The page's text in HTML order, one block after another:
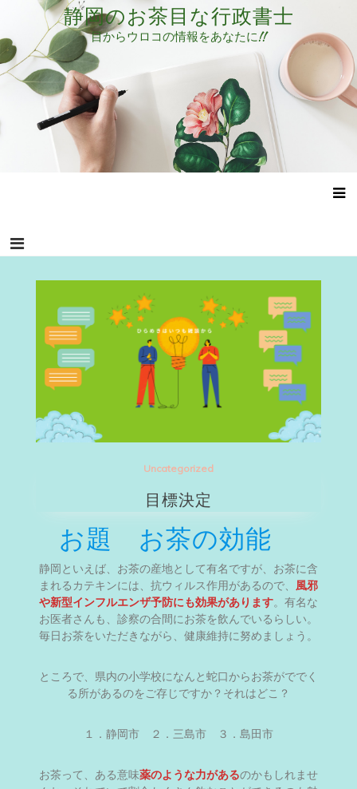
テ
ン
ツ
キ
静岡のお茶目な行政書士
目からウロコの情報をあなたに!!
Uncategorized
目標決定
お題 お茶の効能
静岡といえば、お茶の産地として有名ですが、お茶に含
まれるカテキンには、抗ウィルス作用があるので、 風邪
や新型インフルエンザ予防にも効果があります。有名な
お医者さんも、診察の合間にお茶を飲んでいるらしい。
毎日お茶をいただきながら、健康維持に努めましょう。
ところで、県内の小学校になんと蛇口からお茶がででく
る所があるのをご存じですか？それはどこ？
１．静岡市 ２．三島市 ３．島田市
お茶って、ある意味薬のような力があるのかもしれませ